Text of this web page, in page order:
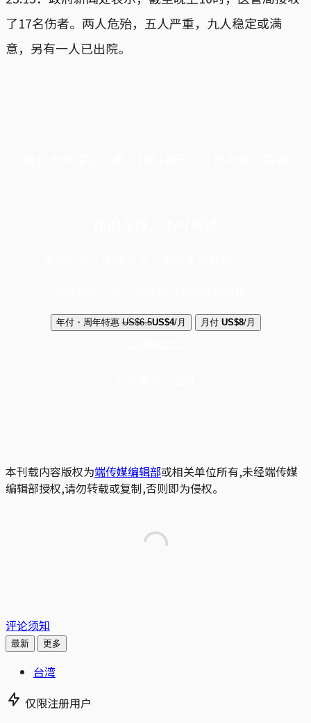
了17名伤者。两人危殆，五人严重，九人稳定或满
意，另有一人已出院。
年付・周年特惠 US$6.5US$4/月 月付 US$8/月
本刊载内容版权为端传媒编辑部或相关单位所有,未经端传媒
编辑部授权,请勿转载或复制,否则即为侵权。
评论须知
最新 更多
台湾
仅限注册用户